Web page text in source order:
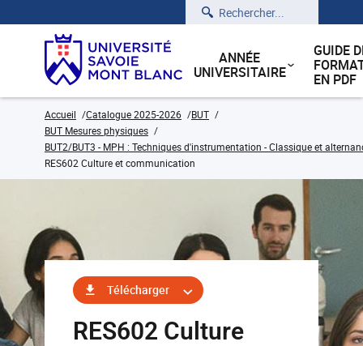
Rechercher
ANNÉE
UNIVERSITAIRE
GUIDE
EN PDF
Accueil Catalogue 2025-2026
BUT
BUT Mesures physiques
BUT2/BUT3 - MPH : Techniques d'instrumentation - Classique et
RES602 Culture et communication
Télécharger
RES602 Culture